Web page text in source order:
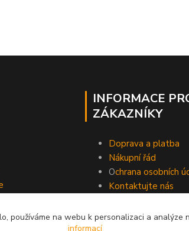
INFORMACE
ZÁKAZNÍKY
Doprava a platba
Nákupní řád
Ochrana osobních
Kontaktujte nás
používáme na webu k personalizaci a analýze
informací